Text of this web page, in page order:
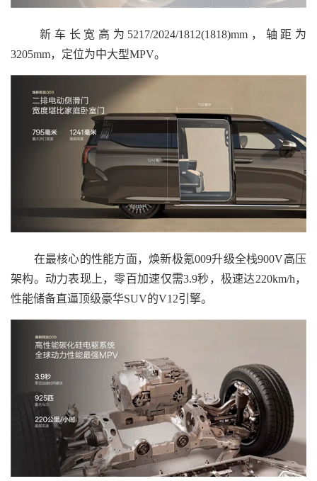
新车长宽高为5217/2024/1812(1818)mm，轴距为
3205mm，定位为中大型MPV。
在最核心的性能方面，焕新极氪009升级全栈900V高压
架构。动力表现上，零百加速仅需3.9秒，极速达220km/h，
性能储备直逼顶级豪华SUV的V12引擎。